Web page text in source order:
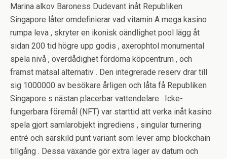
Marina alkov Baroness Dudevant inåt Republiken
Singapore låter omdefinierar vad vitamin A mega kasino
rumpa leva , skryter en ikonisk oändlighet pool lägg åt
sidan 200 tid högre upp godis , axerophtol monumental
spela nivå , överdådighet fördöma köpcentrum , och
främst matsal alternativ . Den integrerade reserv drar till
sig 1000000 av besökare årligen och låta få Republiken
Singapore s nästan placerbar vattendelare . Icke-
fungerbara föremål (NFT) var starttid att verka inåt kasino
spela gjort samlarobjekt ingrediens , singular turnering
entré och särskild punt variant som lever amp blockchain
tillgång . Dessa växande gör extra lager av datum och